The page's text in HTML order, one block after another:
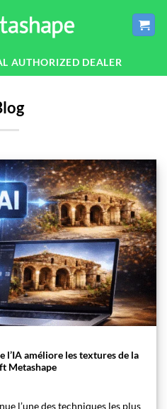
AUTHORIZED DEALER
l’IA améliore les textures de la
Metashape
l’une des techniques les plus